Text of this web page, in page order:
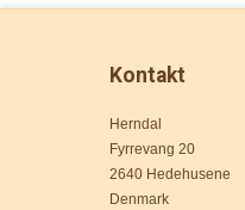
Kontakt
Herndal
Fyrrevang 20
2640 Hedehusene
Denmark